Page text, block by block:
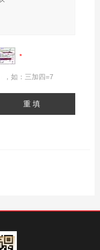
，如：三加四=7